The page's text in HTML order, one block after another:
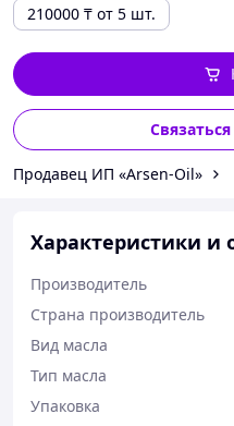
210000 ₸ от 5 шт.
Продавец ИП «Arsen-Oil»
Характеристики и
Производитель
Страна производитель
Вид масла
Тип масла
Упаковка